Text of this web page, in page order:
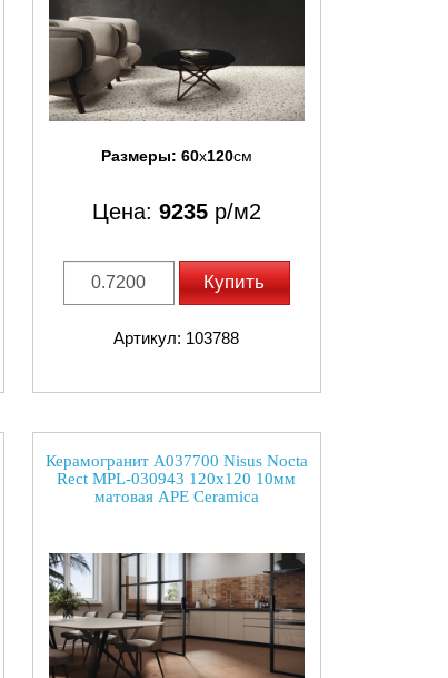
Размеры: 60x120см
Цена: 9235р/м2
Купить
Артикул: 103788
Керамогранит A037700 Nisus Nocta
Rect MPL-030943 120x120 10мм
матовая APE Ceramica